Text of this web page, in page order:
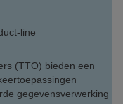
(TTO) bieden een
gegevensverwerking